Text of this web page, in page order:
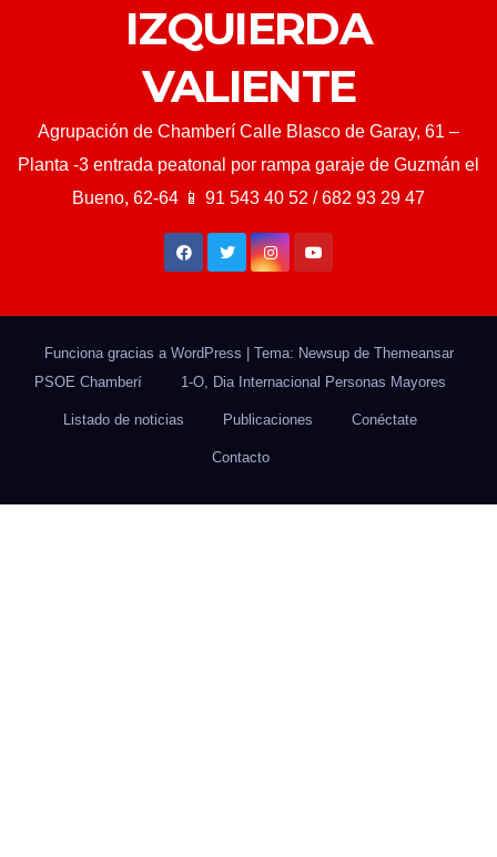
IZQUIERDA
VALIENTE
Agrupación de Chamberí Calle Blasco de Garay, 61 –
Planta -3 entrada peatonal por rampa garaje de Guzmán el
Bueno, 62-64 📱 91 543 40 52 / 682 93 29 47
Funciona gracias a WordPress Tema: Newsup de Themeansar
PSOE Chamberí
1-O, Dia Internacional Personas Mayores
Listado de noticias Publicaciones Conéctate
Contacto